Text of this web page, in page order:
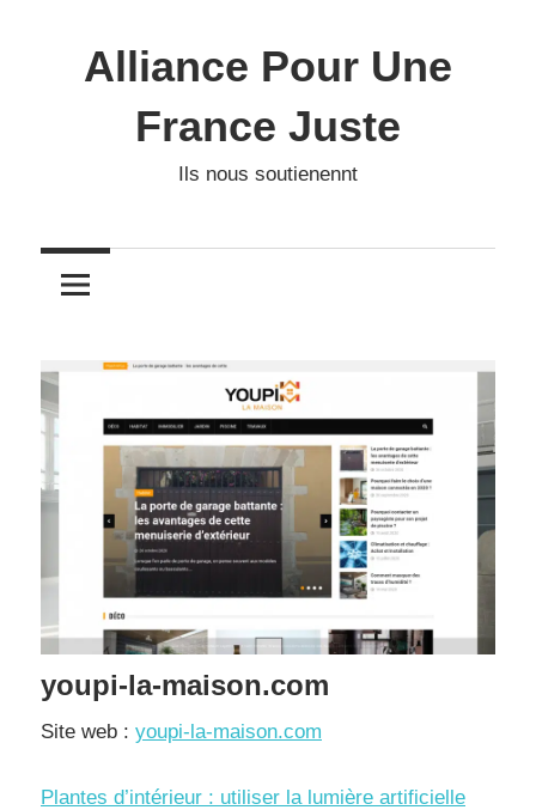
contentAlliance Pour Une
France Juste
Ils nous soutienennt
youpi-la-maison.com
Site web : youpi-la-maison.com
Plantes d’intérieur : utiliser la lumière artificielle